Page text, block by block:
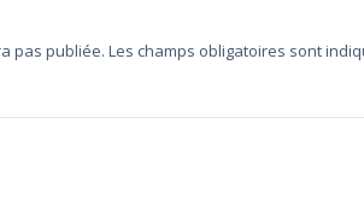
pas publiée. Les champs obligatoires sont